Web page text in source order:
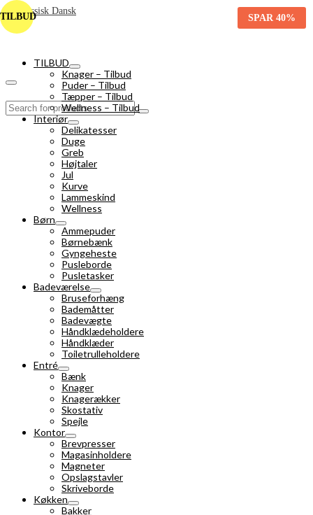
Search
for:
TILBUD
Knager – Tilbud
Puder – Tilbud
Tæpper – Tilbud
Wellness – Tilbud
Interiør
Delikatesser
Duge
Greb
Højtaler
Jul
Kurve
Lammeskind
Wellness
Børn
Ammepuder
Børnebænk
Gyngeheste
Pusleborde
Pusletasker
Badeværelse
Bruseforhæng
Bademåtter
Badevægte
Håndklædeholdere
Håndklæder
Toiletrulleholdere
Entré
Bænk
Knager
Knagerækker
Skostativ
Spejle
Kontor
Brevpresser
Magasinholdere
Magneter
Opslagstavler
Skriveborde
Køkken
Bakker
TILBUD SPAR 40%